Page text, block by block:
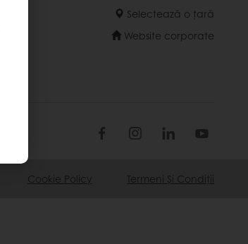
Selectează o țară
Website corporate
Cookie Policy Termeni Și Condiții